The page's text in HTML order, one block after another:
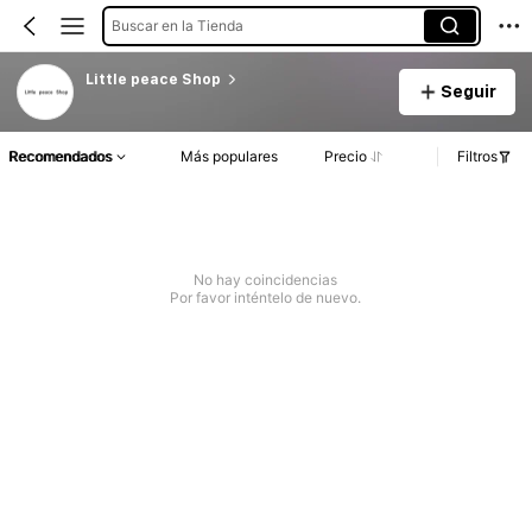
Buscar en la Tienda
Little peace Shop
Seguir
Recomendados Más populares Precio Filtros
No hay coincidencias
Por favor inténtelo de nuevo.